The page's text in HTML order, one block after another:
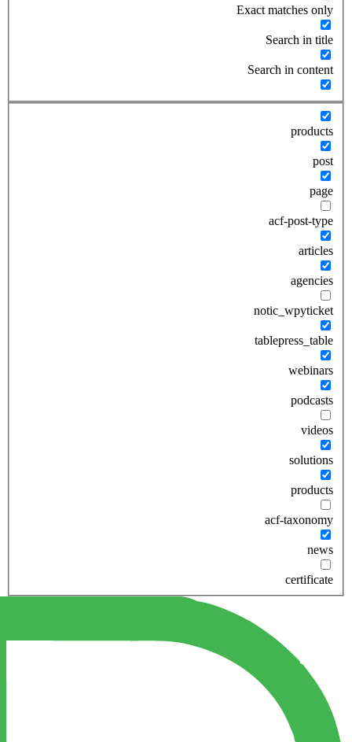
Exact matches only
Search in title
Search in content
products
post
page
acf-post-type
articles
agencies
notic_wpyticket
tablepress_table
webinars
podcasts
videos
solutions
products
acf-taxonomy
news
certificate